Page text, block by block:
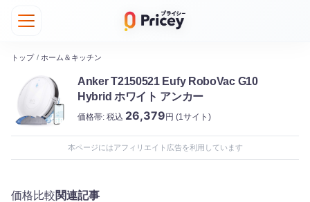
トップ / ホーム＆キッチン
Anker T2150521 Eufy RoboVac G10
Hybrid ホワイト アンカー
価格帯: 税込 26,379円 (1サイト)
本ページにはアフィリエイト広告を利用しています
価格比較関連記事